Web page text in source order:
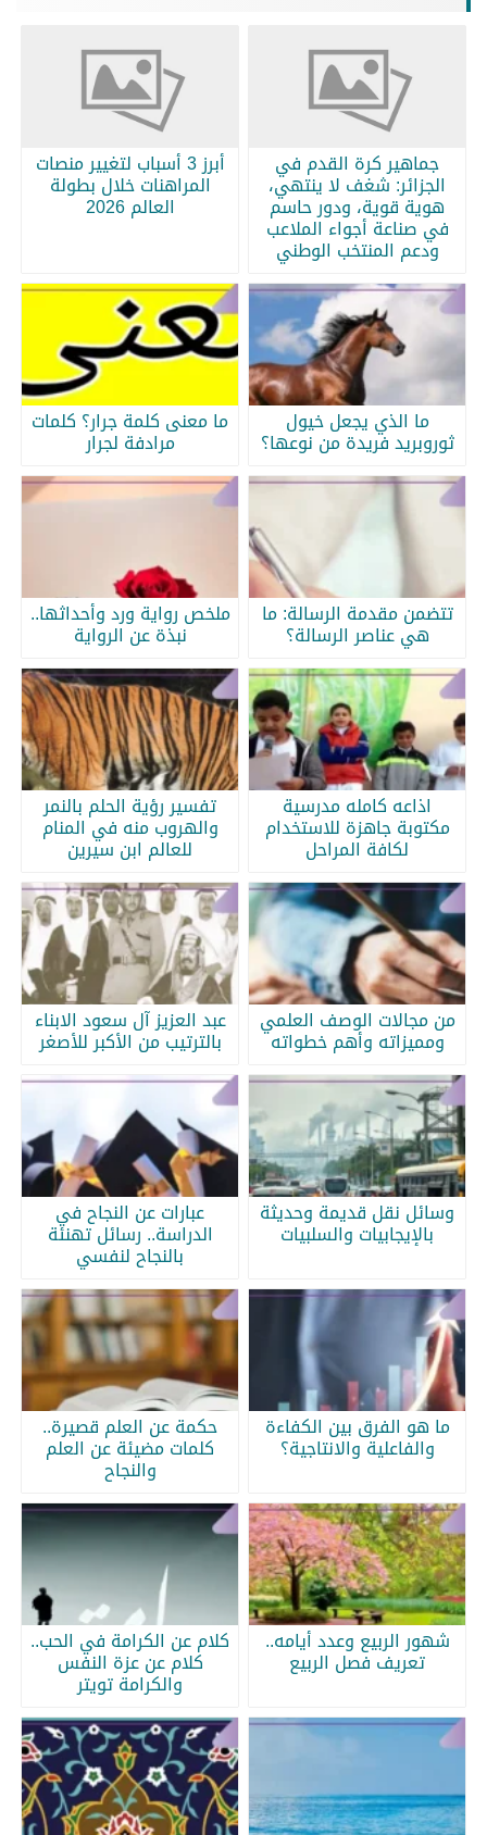
جماهير كرة القدم في
الجزائر: شغف لا ينتهي،
هوية قوية، ودور حاسم
في صناعة أجواء الملاعب
ودعم المنتخب الوطني
أبرز 3 أسباب لتغيير منصات
المراهنات خلال بطولة
العالم 2026
ما الذي يجعل خيول
ثوروبريد فريدة من نوعها؟
ما معنى كلمة جرار؟ كلمات
مرادفة لجرار
تتضمن مقدمة الرسالة: ما
هي عناصر الرسالة؟
ملخص رواية ورد وأحداثها..
نبذة عن الرواية
اذاعه كامله مدرسية
مكتوبة جاهزة للاستخدام
لكافة المراحل
تفسير رؤية الحلم بالنمر
والهروب منه في المنام
للعالم ابن سيرين
من مجالات الوصف العلمي
ومميزاته وأهم خطواته
عبد العزيز آل سعود الابناء
بالترتيب من الأكبر للأصغر
وسائل نقل قديمة وحديثة
بالإيجابيات والسلبيات
عبارات عن النجاح في
الدراسة.. رسائل تهنئة
بالنجاح لنفسي
ما هو الفرق بين الكفاءة
والفاعلية والانتاجية؟
حكمة عن العلم قصيرة..
كلمات مضيئة عن العلم
والنجاح
شهور الربيع وعدد أيامه..
تعريف فصل الربيع
كلام عن الكرامة في الحب..
كلام عن عزة النفس
والكرامة تويتر